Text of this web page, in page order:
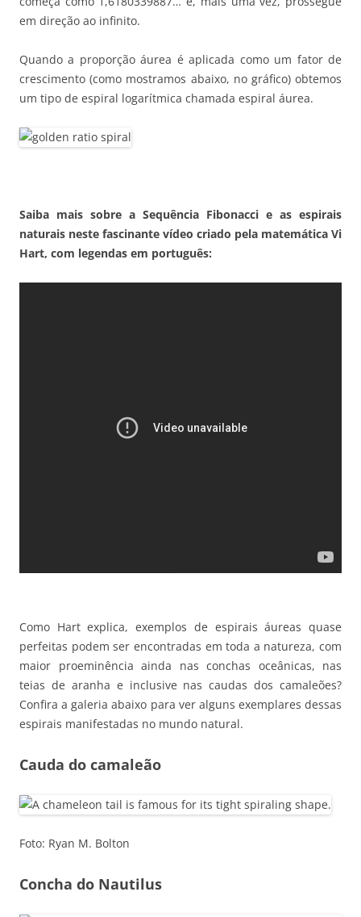
em direção ao infinito.
Quando a proporção áurea é aplicada como um fator de
crescimento (como mostramos abaixo, no gráfico) obtemos
um tipo de espiral logarítmica chamada espiral áurea.
Saiba mais sobre a Sequência Fibonacci e as espirais
naturais neste fascinante vídeo criado pela matemática Vi
Hart, com legendas em português:
Como Hart explica, exemplos de espirais áureas quase
perfeitas podem ser encontradas em toda a natureza, com
maior proeminência ainda nas conchas oceânicas, nas
teias de aranha e inclusive nas caudas dos camaleões?
Confira a galeria abaixo para ver alguns exemplares dessas
espirais manifestadas no mundo natural.
Cauda do camaleão
Foto: Ryan M. Bolton
Concha do Nautilus